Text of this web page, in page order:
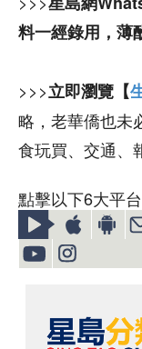
料一經錄用，薄
>>>立即瀏覽【
略，老華僑也未
食玩買、交通、
點擊以下6大平